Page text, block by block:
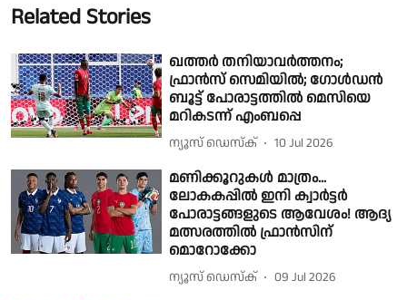
Related Stories
ഖത്തര്‍ തനിയാവര്‍ത്തനം;
ഫ്രാൻസ് സെമിയില്‍; ഗോൾഡൻ
ബൂട്ട് പോരാട്ടത്തിൽ മെസിയെ
മറികടന്ന് എംബപ്പെ
ന്യൂസ് ഡെസ്ക് 10 Jul 2026
മണിക്കൂറുകൾ മാത്രം...
ലോകകപ്പിൽ ഇനി ക്വാർട്ടർ
പോരാട്ടങ്ങളുടെ ആവേശം! ആദ്യ
മത്സരത്തിൽ ഫ്രാൻസിന്
മൊറോക്കോ
ന്യൂസ് ഡെസ്ക് 09 Jul 2026